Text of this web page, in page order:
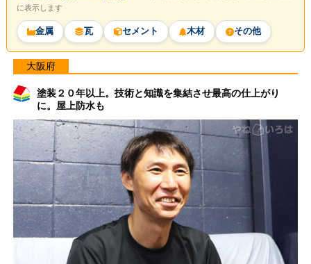
に表示します
金属 瓦 セメント 木材 その他
大阪府
塗装２０年以上。技術と知識を集結させ最高の仕上がり
に。屋上防水も